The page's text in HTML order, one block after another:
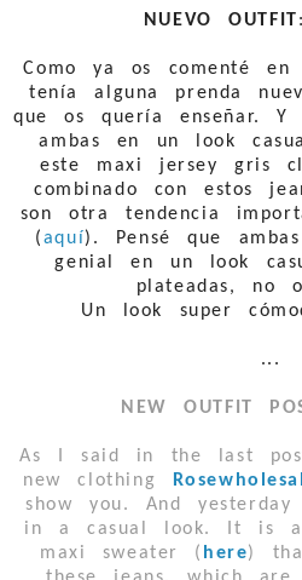
NUEVO OUTFIT
Como ya os comenté
tenía alguna prenda
que os quería enseñar.
ambas en un look
este maxi jersey gris
combinado con estos
son otra tendencia
(aquí). Pensé que
genial en un look
plateadas, no
Un look super
...
NEW OUTFIT
As I said in the last
new clothing
show you. And
in a casual look. It is
maxi sweater ( here)